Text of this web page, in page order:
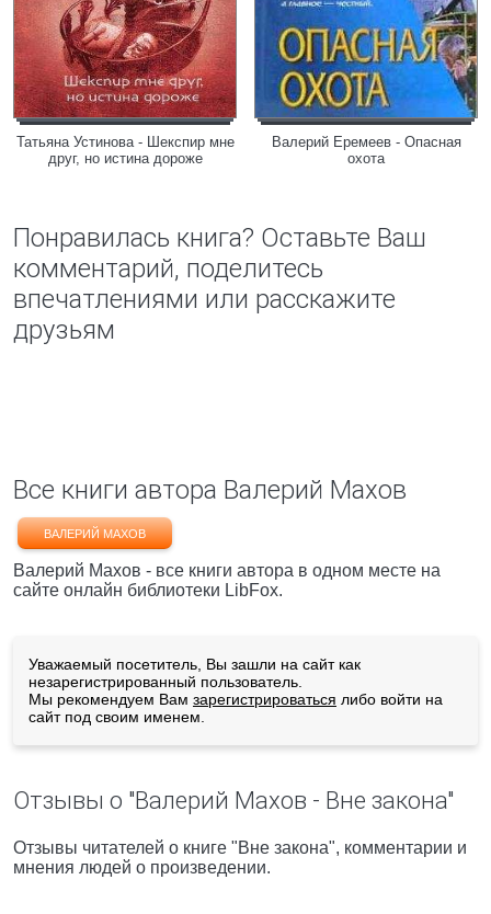
Татьяна Устинова - Шекспир мне
друг, но истина дороже
Валерий Еремеев - Опасная
охота
Понравилась книга? Оставьте Ваш
комментарий, поделитесь
впечатлениями или расскажите
друзьям
Все книги автора Валерий Махов
ВАЛЕРИЙ МАХОВ
Валерий Махов - все книги автора в одном месте на
сайте онлайн библиотеки LibFox.
Уважаемый посетитель, Вы зашли на сайт как
незарегистрированный пользователь.
Мы рекомендуем Вам зарегистрироваться либо войти на
сайт под своим именем.
Отзывы о "Валерий Махов - Вне закона"
Отзывы читателей о книге "Вне закона", комментарии и
мнения людей о произведении.